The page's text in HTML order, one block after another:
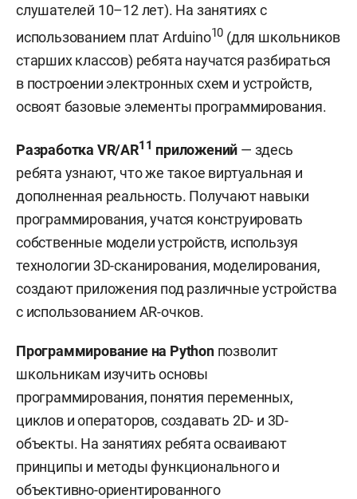
слушателей 10–12 лет). На занятиях с
использованием плат Arduino10 (для школьников
старших классов) ребята научатся разбираться
в построении электронных схем и устройств,
освоят базовые элементы программирования.
Разработка VR/AR11 приложений — здесь
ребята узнают, что же такое виртуальная и
дополненная реальность. Получают навыки
программирования, учатся конструировать
собственные модели устройств, используя
технологии 3D-сканирования, моделирования,
создают приложения под различные устройства
с использованием AR-очков.
Программирование на Pythonпозволит
школьникам изучить основы
программирования, понятия переменных,
циклов и операторов, создавать 2D- и 3D-
объекты. На занятиях ребята осваивают
принципы и методы функционального и
объективно-ориентированного